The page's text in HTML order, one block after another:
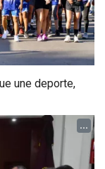
une deporte,
...